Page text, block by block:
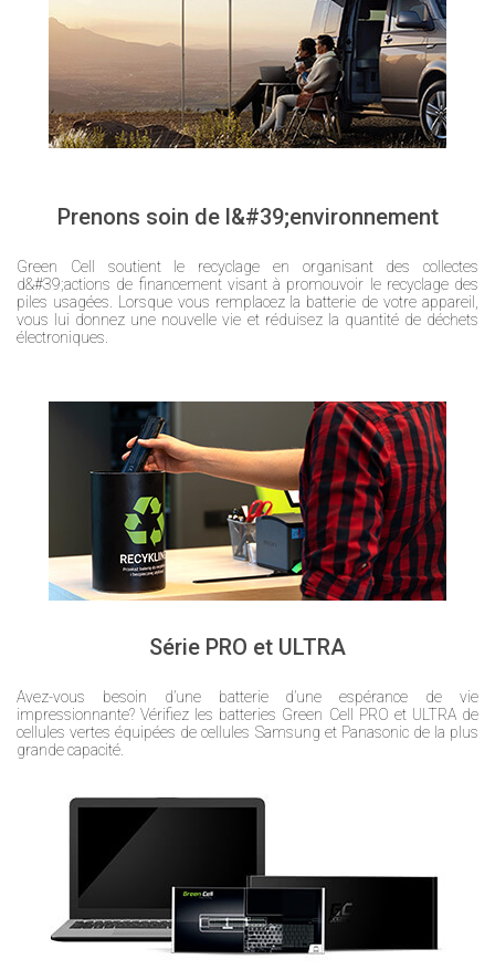
Prenons soin de l&#39;environnement
Green Cell soutient le recyclage en organisant des collectes
d&#39;actions de financement visant à promouvoir le recyclage des
piles usagées. Lorsque vous remplacez la batterie de votre appareil,
vous lui donnez une nouvelle vie et réduisez la quantité de déchets
électroniques.
Série PRO et ULTRA
Avez-vous besoin d’une batterie d’une espérance de vie
impressionnante? Vérifiez les batteries Green Cell PRO et ULTRA de
cellules vertes équipées de cellules Samsung et Panasonic de la plus
grande capacité.